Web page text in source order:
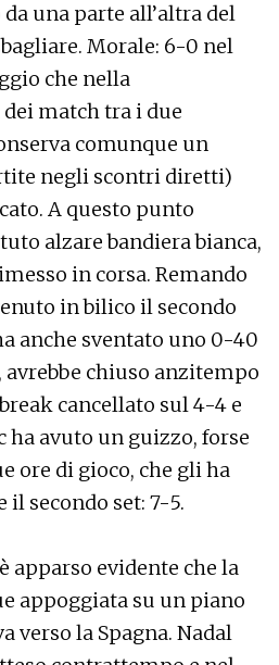
una parte all’altra del
Morale: 6-0 nel
che nella
match tra i due
comunque un
negli scontri diretti)
A questo punto
alzare bandiera bianca,
in corsa. Remando
in bilico il secondo
anche sventato uno 0-40
avrebbe chiuso anzitempo
cancellato sul 4-4 e
ha avuto un guizzo, forse
ore di gioco, che gli ha
secondo set: 7-5.
apparso evidente che la
appoggiata su un piano
verso la Spagna. Nadal